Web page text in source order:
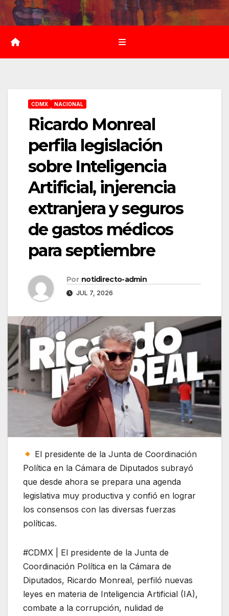
Saltar
al
contenido
CDMX NACIONAL
Ricardo Monreal
perfila legislación
sobre Inteligencia
Artificial, injerencia
extranjera y seguros
de gastos médicos
para septiembre
Por notidirecto-admin
JUL 7, 2026
El presidente de la Junta de Coordinación
Política en la Cámara de Diputados subrayó
que desde ahora se prepara una agenda
legislativa muy productiva y confió en lograr
los consensos con las diversas fuerzas
políticas.
#CDMX | El presidente de la Junta de
Coordinación Política en la Cámara de
Diputados, Ricardo Monreal, perfiló nuevas
leyes en materia de Inteligencia Artificial (IA),
combate a la corrupción, nulidad de